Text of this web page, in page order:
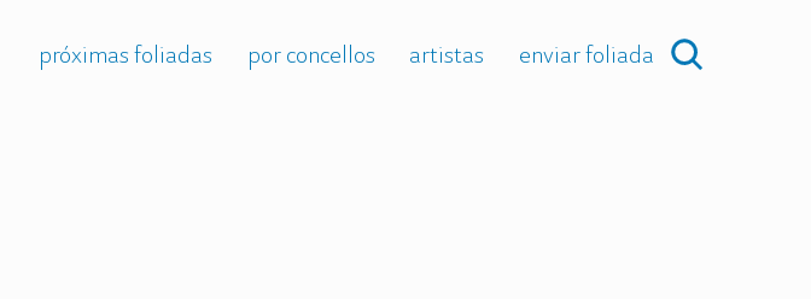
próximas foliadas por concellos artistas enviar foliada